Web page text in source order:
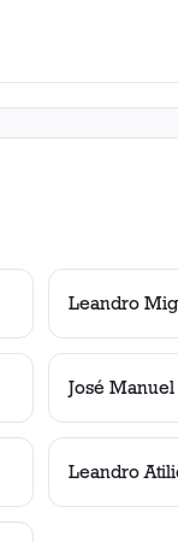
Leandro
José
Leandro